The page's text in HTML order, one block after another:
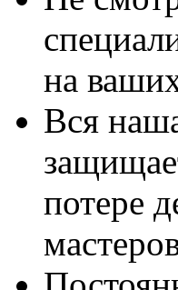
на
Вся
потере